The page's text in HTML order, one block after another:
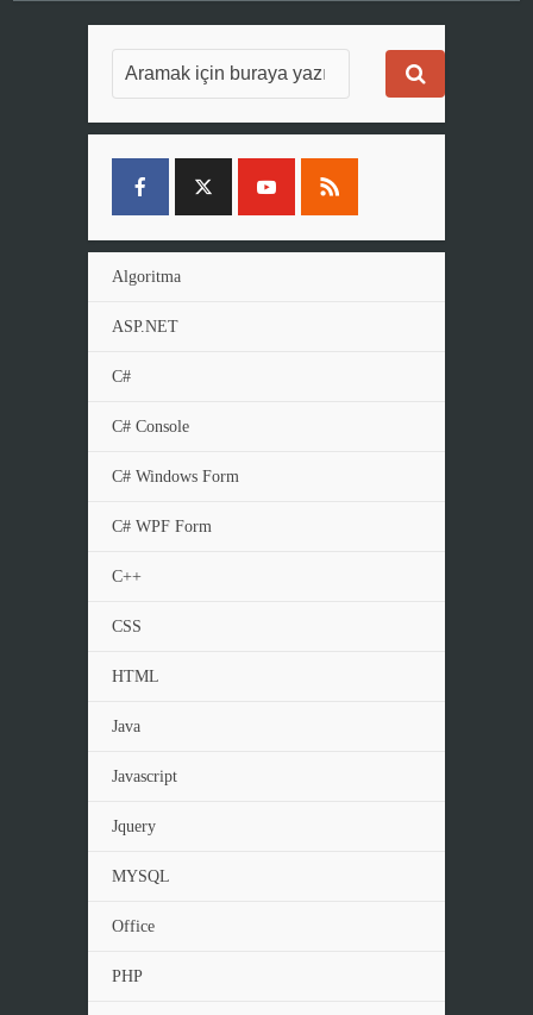
Algoritma
ASP.NET
C#
C# Console
C# Windows Form
C# WPF Form
C++
CSS
HTML
Java
Javascript
Jquery
MYSQL
Office
PHP